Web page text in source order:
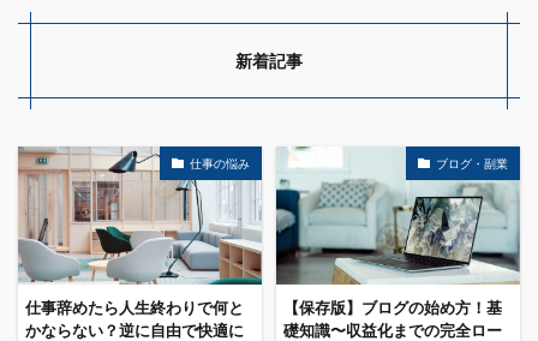
新着記事
仕事の悩み
仕事辞めたら人生終わりで何と
かならない？逆に自由で快適に
ブログ・副業
【保存版】ブログの始め方！基
礎知識〜収益化までの完全ロー